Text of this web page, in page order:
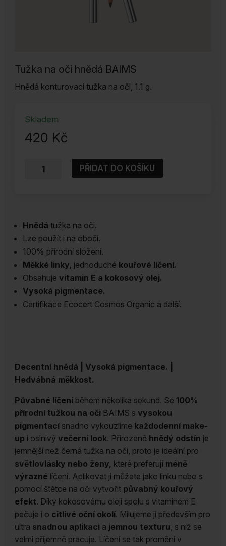
Tužka na oči hnědá BAIMS
Hnědá konturovací tužka na oči, 1.1 g.
Skladem
420 Kč
Tužka
množství
PŘIDAT DO KOŠÍKU
Hnědá tužka na oči.
Lze použít i na obočí.
100% přírodní složení.
Měkké linky, jednoduché kouřové líčení.
Obsahuje vitamin E a kokosový olej.
Vysoká pigmentace.
Certifikace Ecocert Cosmos Organic a další.
Decentní hnědá | Vysoká pigmentace. |
Hedvábná měkkost.
Půvabné líčeníběhem několika sekund. Se 100%
přírodní tužkou na oči BAIMS s vysokou
pigmentacísnadno vykouzlíme každodenní make-
up i oslnivý večerní look. Přirozeně hnědý odstín je
jemnější než černá tužka na oči, proto je ideální pro
světlovlásky nebo ženy, které preferují méně
výrazné líčení. Aplikovat ji můžete jako linku nebo s
pomocí štětce na oči vytvořitpůvabný kouřový
efekt. Díky kokosovému oleji spolu s vitaminem E
pečuje i o citlivé oční okolí. Milujeme ji především pro
ultra snadnou aplikaci a jemnou texturu, s níž se
velmi příjemně pracuje. Líčení se tak promění v